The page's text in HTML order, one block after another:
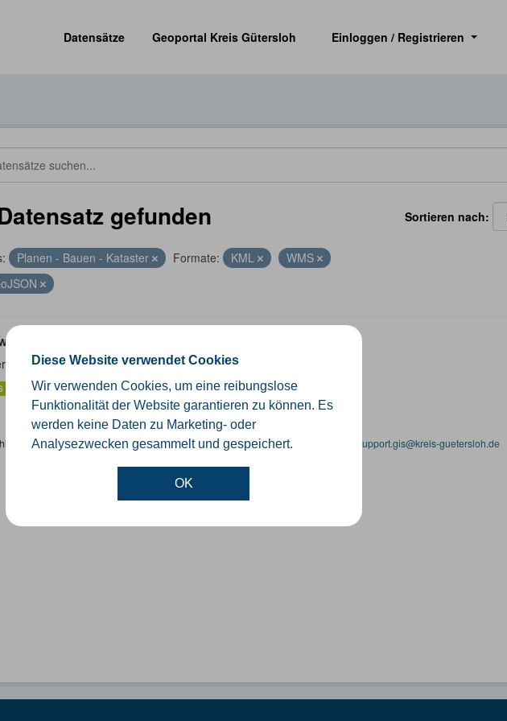
Diese Website verwendet Cookies
Wir verwenden Cookies, um eine reibungslose
Funktionalität der Website garantieren zu können. Es
werden keine Daten zu Marketing- oder
Analysezwecken gesammelt und gespeichert.
OK
Datensätze
Geoportal Kreis Gütersloh Einloggen / Registrieren
Sortieren nach
gefunden
Planen - Bauen - Kataster Formate: KML
WMS
Ebenen der Verwaltungsgrenzen im Kreis Gütersloh
SHP GeoJSON KML
spezifische Datensätze? Wenden Sie sich bitte an einen Administrator unter: support.gis@kreis-guetersloh.de